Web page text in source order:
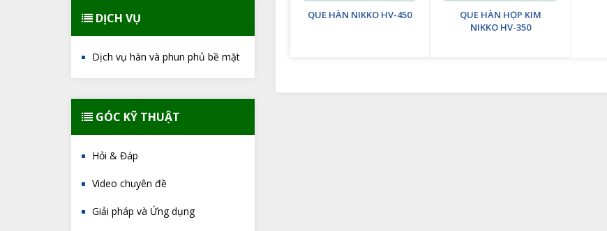
DỊCH VỤ
Dịch vụ hàn và phun phủ bề mặt
GÓC KỸ THUẬT
Hỏi & Đáp
Video chuyên đề
Giải pháp và Ứng dụng
QUE HÀN NIKKO HV-450
QUE HÀN HỌP KIM
NIKKO HV-350